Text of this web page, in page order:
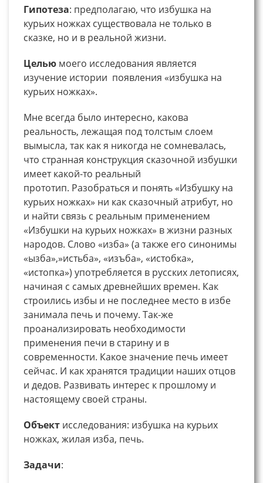
Гипотеза: предполагаю, что избушка на
курьих ножках существовала не только в
сказке, но и в реальной жизни.
Целью моего исследования является
изучение истории появления «избушка на
курьих ножках».
Мне всегда было интересно, какова
реальность, лежащая под толстым слоем
вымысла, так как я никогда не сомневалась,
что странная конструкция сказочной избушки
имеет какой-то реальный
прототип. Разобраться и понять «Избушку на
курьих ножках» ни как сказочный атрибут, но
и найти связь с реальным применением
«Избушки на курьих ножках» в жизни разных
народов. Слово «изба» (а также его синонимы
«ызба»,»истьба», «изъба», «истобка»,
«истопка») употребляется в русских летописях,
начиная с самых древнейших времен. Как
строились избы и не последнее место в избе
занимала печь и почему. Так-же
проанализировать необходимости
применения печи в старину и в
современности. Какое значение печь имеет
сейчас. И как хранятся традиции наших отцов
и дедов. Развивать интерес к прошлому и
настоящему своей страны.
Объект исследования: избушка на курьих
ножках, жилая изба, печь.
Задачи: